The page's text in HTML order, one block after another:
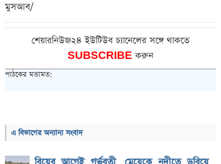
মুসআব/
শেয়ারনিউজ২৪ ইউটিউব চ্যানেলের সঙ্গে থাকতে
SUBSCRIBEকরুন
পাঠকের মতামত:
এ বিভাগের অন্যান্য সংবাদ